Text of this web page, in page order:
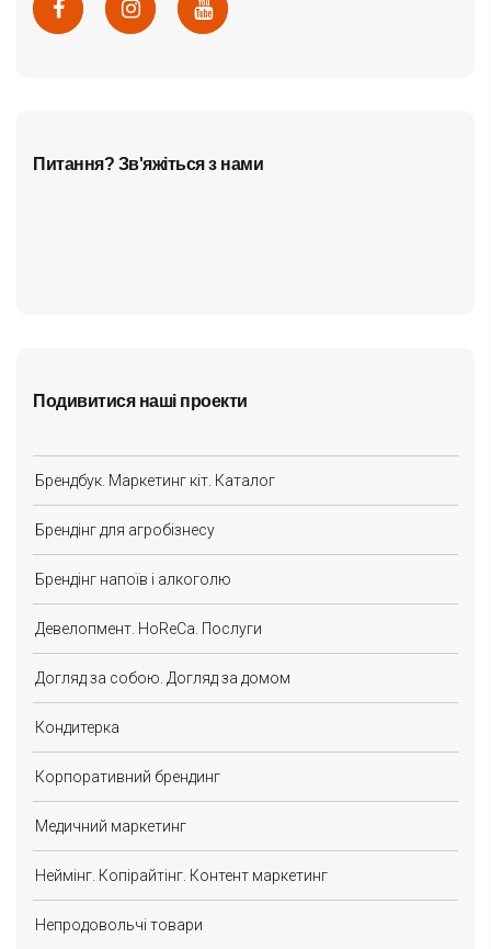
Питання? Зв'яжіться з нами
Подивитися наші проекти
Брендбук. Маркетинг кіт. Каталог
Брендінг для агробізнесу
Брендінг напоїв і алкоголю
Девелопмент. HoReCa. Послуги
Догляд за собою. Догляд за домом
Кондитерка
Корпоративний брендинг
Медичний маркетинг
Неймінг. Копірайтінг. Контент маркетинг
Непродовольчі товари